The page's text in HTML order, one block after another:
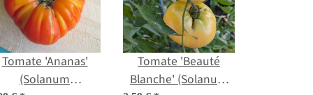
Tomate 'Ananas'
(Solanum
Tomate 'Beauté
Blanche' (Solanum